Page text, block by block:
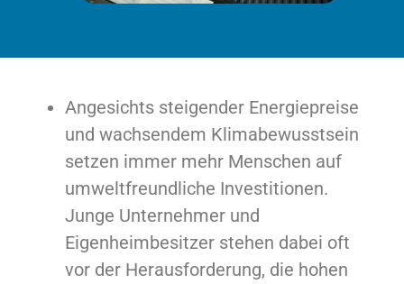
Angesichts steigender Energiepreise
und wachsendem Klimabewusstsein
setzen immer mehr Menschen auf
umweltfreundliche Investitionen.
Junge Unternehmer und
Eigenheimbesitzer stehen dabei oft
vor der Herausforderung, die hohen